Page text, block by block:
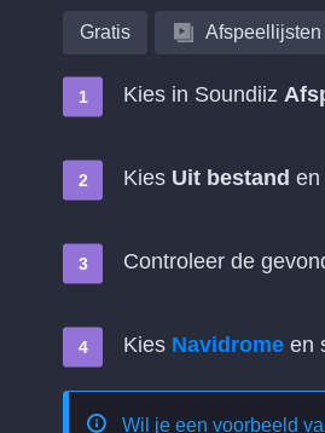
Gratis Afspeellijsten
Kies in Soundiiz
Kies Uit bestand en
Controleer de
Kies Navidrome en
Wil je een voorbeeld